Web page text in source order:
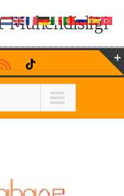
Mühendisliği
Rss